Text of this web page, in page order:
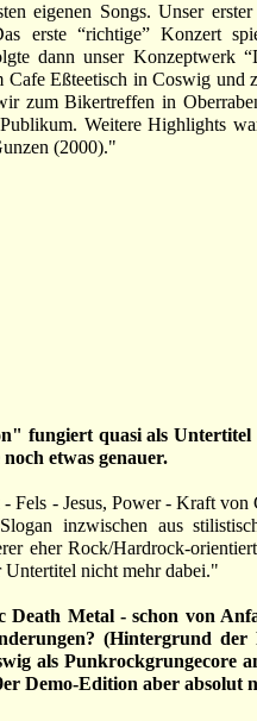
eigenen Songs. Unser
erste “richtige” Konzert
dann unser Konzeptwerk
Eßteetisch in Coswig und
zum Bikertreffen in
Weitere Highlights
(2000)."
fungiert quasi als
etwas genauer.
Fels - Jesus, Power - Kraft von
inzwischen aus
eher Rock/Hardrock-
Untertitel nicht mehr dabei."
Death Metal - schon von
(Hintergrund der
als Punkrockgrungecore
Demo-Edition aber absolut